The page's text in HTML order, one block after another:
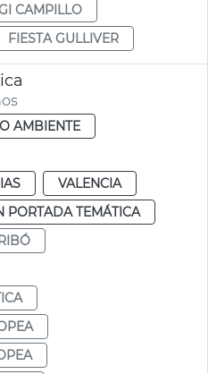
CAMPILLO
FIESTA GULLIVER
AMBIENTE
VALENCIA
PORTADA TEMÁTICA